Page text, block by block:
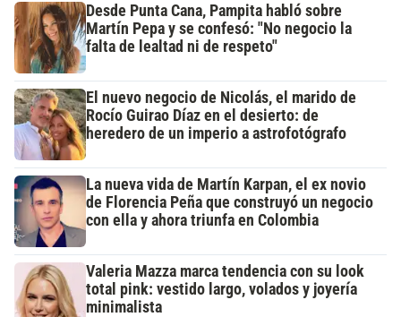
Desde Punta Cana, Pampita habló sobre
Martín Pepa y se confesó: "No negocio la
falta de lealtad ni de respeto"
El nuevo negocio de Nicolás, el marido de
Rocío Guirao Díaz en el desierto: de
heredero de un imperio a astrofotógrafo
La nueva vida de Martín Karpan, el ex novio
de Florencia Peña que construyó un negocio
con ella y ahora triunfa en Colombia
Valeria Mazza marca tendencia con su look
total pink: vestido largo, volados y joyería
minimalista